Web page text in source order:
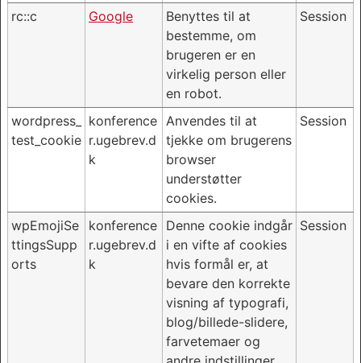
rc::c Google
Benyttes til at
bestemme, om
brugeren er en
virkelig person eller
en robot.
Session
wordpress_
test_cookie
konference
r.ugebrev.d
k
Anvendes til at
tjekke om brugerens
browser
understøtter
cookies.
Session
wpEmojiSe
ttingsSupp
orts
konference
r.ugebrev.d
k
Denne cookie indgår
i en vifte af cookies
hvis formål er, at
bevare den korrekte
visning af typografi,
blog/billede-slidere,
farvetemaer og
Session